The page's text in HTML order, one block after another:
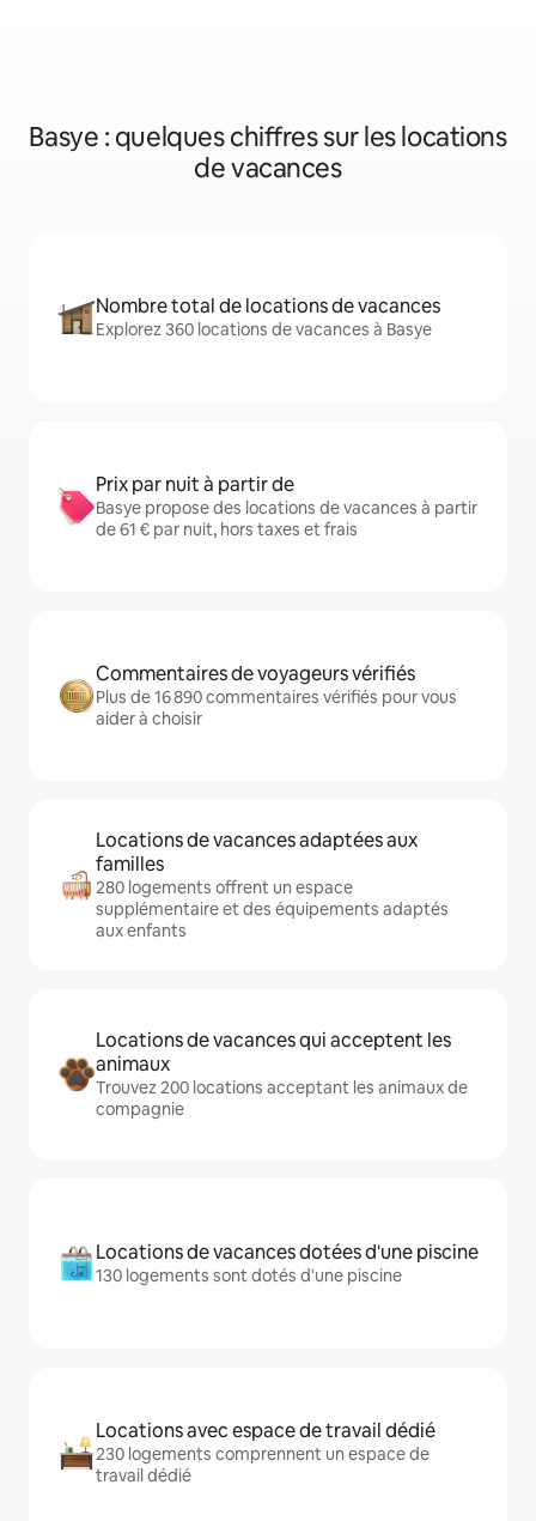
Basye : quelques chiffres sur les locations
de vacances
Nombre total de locations de vacances
Explorez 360 locations de vacances à Basye
Prix par nuit à partir de
Basye propose des locations de vacances à partir
de 61 € par nuit, hors taxes et frais
Commentaires de voyageurs vérifiés
Plus de 16 890 commentaires vérifiés pour vous
aider à choisir
Locations de vacances adaptées aux
familles
280 logements offrent un espace
supplémentaire et des équipements adaptés
aux enfants
Locations de vacances qui acceptent les
animaux
Trouvez 200 locations acceptant les animaux de
compagnie
Locations de vacances dotées d'une piscine
130 logements sont dotés d'une piscine
Locations avec espace de travail dédié
230 logements comprennent un espace de
travail dédié